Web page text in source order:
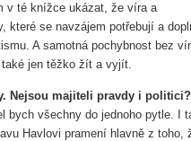
v té knížce ukázat, že víra a
které se navzájem potřebují a
A samotná pochybnost bez
jen těžko žít a vyjít.
Nejsou majiteli pravdy i politici?
bych všechny do jednoho pytle. I
Havlovi pramení hlavně z toho,